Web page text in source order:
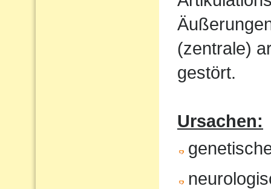
(zentrale)
gestört.
Ursachen: